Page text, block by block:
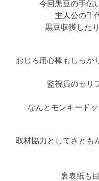
今回黒豆の手伝
主人公の千
黒豆収獲した
おじろ用心棒もしっか
監視員のセリ
なんとモンキード
取材協力としてさとも
裏表紙も